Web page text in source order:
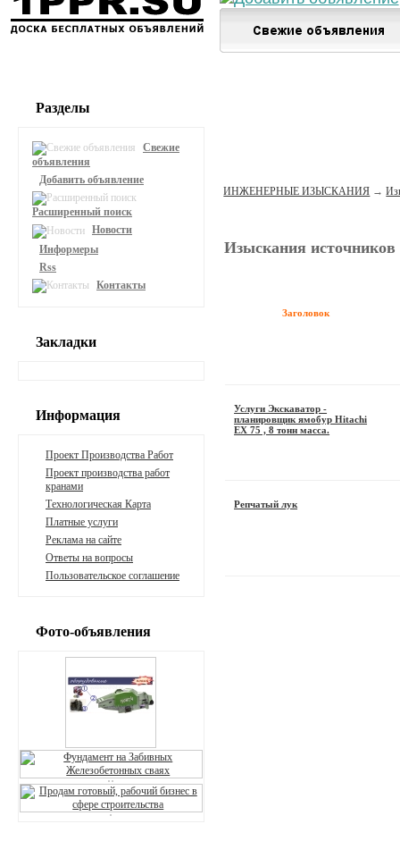
ИНЖЕНЕРНЫЕ ИЗЫСКАНИЯ →
Изыскания источников
Заголовок
Услуги Экскаватор -
планировщик ямобур Hitachi
EX 75 , 8 тонн масса.
Репчатый лук
Разделы
Свежие
объявления
Добавить объявление
Расширенный поиск
Новости
Информеры
Rss
Контакты
Закладки
Информация
Проект Производства Работ
Проект производства работ
кранами
Технологическая Карта
Платные услуги
Реклама на сайте
Ответы на вопросы
Пользовательское соглашение
Фото-объявления